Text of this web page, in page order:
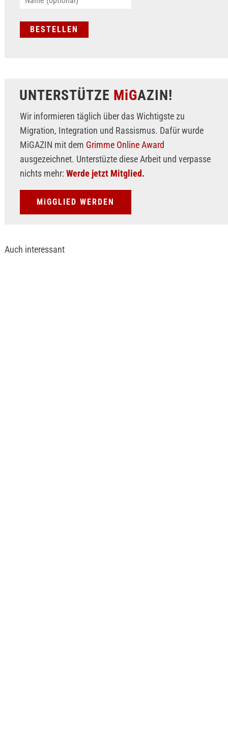
UNTERSTÜTZE MiGAZIN!
Wir informieren täglich über das Wichtigste zu
Migration, Integration und Rassismus. Dafür wurde
MiGAZIN mit dem Grimme Online Award
ausgezeichnet. Unterstüzte diese Arbeit und verpasse
nichts mehr: Werde jetzt Mitglied.
MiGGLIED WERDEN
Auch interessant